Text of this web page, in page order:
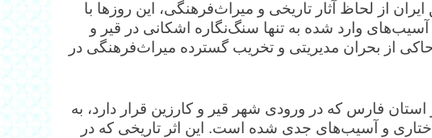
از لحاظ آثار تاریخی و میراث‌فرهنگی، این روزها با
وارد شده به تنها سنگ‌نگاره اشکانی در قیر و
از بحران مدیریتی و تخریب گسترده میراث‌فرهنگی در
استان فارس که در ورودی شهر قیر و کارزین قرار دارد، به
و آسیب‌های جدی شده است. این اثر تاریخی که در